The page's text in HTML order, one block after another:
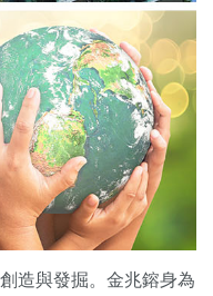
造與發掘。金兆鎔身為